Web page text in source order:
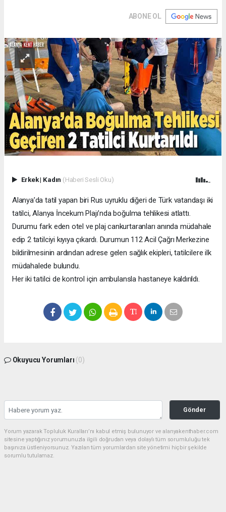
ABONE OL
Erkek| Kadın (Haberi Sesli Oku)
Alanya’da tatil yapan biri Rus uyruklu diğeri de Türk vatandaşı iki
tatilci, Alanya İncekum Plajı’nda boğulma tehlikesi atlattı.
Durumu fark eden otel ve plaj cankurtaranları anında müdahale
edip 2 tatilciyi kıyıya çıkardı. Durumun 112 Acil Çağrı Merkezine
bildirilmesinin ardından adrese gelen sağlık ekipleri, tatilcilere ilk
müdahalede bulundu.
Her iki tatilci de kontrol için ambulansla hastaneye kaldırıldı.
Okuyucu Yorumları (0)
Gönder
Yorum yazarak Topluluk Kuralları’nı kabul etmiş bulunuyor ve alanyakenthaber.com
sitesine yaptığınız yorumunuzla ilgili doğrudan veya dolaylı tüm sorumluluğu tek
başınıza üstleniyorsunuz. Yazılan tüm yorumlardan site yönetimi hiçbir şekilde
sorumlu tutulamaz.